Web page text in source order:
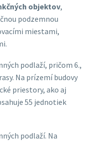
objektov,
podzemnou
miestami,
podlaží, pričom 6.,
Na prízemí budovy
priestory, ako aj
55 jednotiek
podlaží. Na